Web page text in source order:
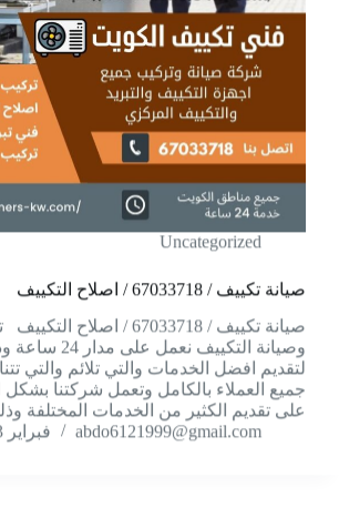
Uncategorized
صيانة تكييف / 67033718 / اصلاح التكييف
صيانة تكييف / 67033718 / اصلاح
وصيانة التكييف نعمل على
لتقديم افضل الخدمات والتي تلائم والتي
جميع العملاء بالكامل وتعمل شركتنا بشكل
على تقديم الكثير من الخدمات المختلفة
abdo6121999@gmail.com
فبراير 3, 2023